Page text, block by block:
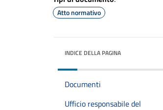
Atto normativo
INDICE DELLA PAGINA
Documenti
Ufficio responsabile del